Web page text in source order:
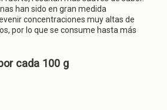
han sido en gran medida
concentraciones muy altas de
por lo que se consume hasta más
cada 100 g